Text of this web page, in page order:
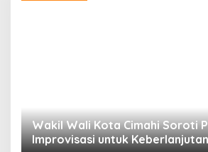
Wakil Wali Kota Cimahi Soroti
Improvisasi untuk